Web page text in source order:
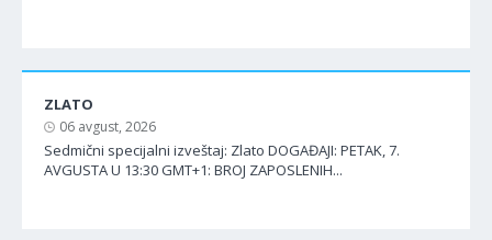
ZLATO
06 avgust, 2026
Sedmični specijalni izveštaj: Zlato DOGAĐAJI: PETAK, 7.
AVGUSTA U 13:30 GMT+1: BROJ ZAPOSLENIH...